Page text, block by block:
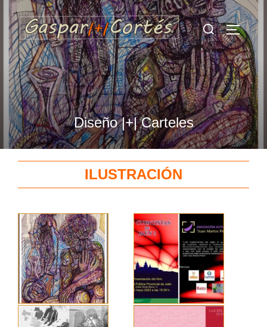
Saltar
contenido
Buscar:
Diseño |+| Carteles
ILUSTRACIÓN